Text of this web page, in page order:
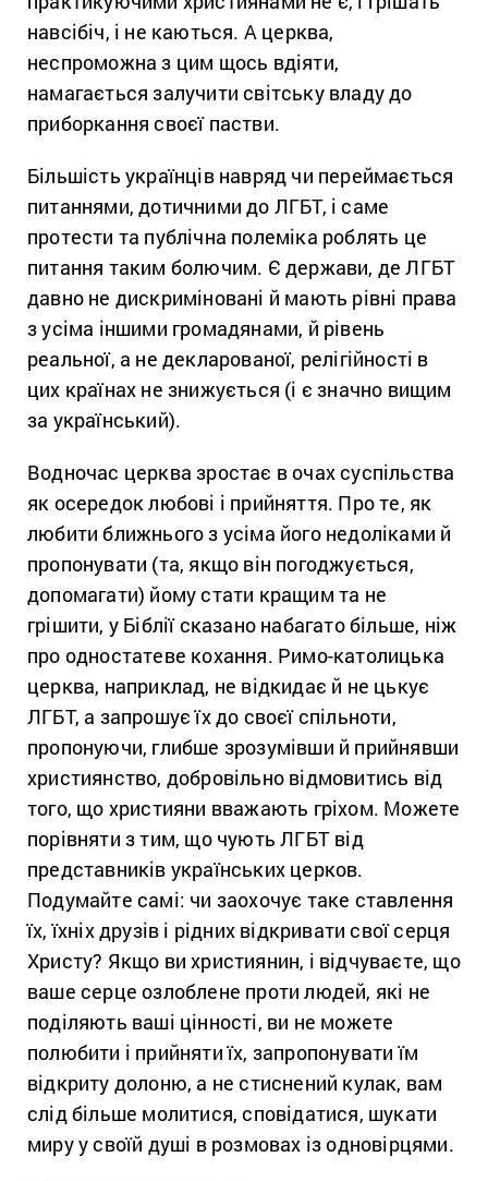
навсібіч, і не каються. А церква,
неспроможна з цим щось вдіяти,
намагається залучити світську владу до
приборкання своєї пастви.
Більшість українців навряд чи переймається
питаннями, дотичними до ЛГБТ, і саме
протести та публічна полеміка роблять це
питання таким болючим. Є держави, де ЛГБТ
давно не дискриміновані й мають рівні права
з усіма іншими громадянами, й рівень
реальної, а не декларованої, релігійності в
цих країнах не знижується (і є значно вищим
за український).
Водночас церква зростає в очах суспільства
як осередок любові і прийняття. Про те, як
любити ближнього з усіма його недоліками й
пропонувати (та, якщо він погоджується,
допомагати) йому стати кращим та не
грішити, у Біблії сказано набагато більше, ніж
про одностатеве кохання. Римо-католицька
церква, наприклад, не відкидає й не цькує
ЛГБТ, а запрошує їх до своєї спільноти,
пропонуючи, глибше зрозумівши й прийнявши
християнство, добровільно відмовитись від
того, що християни вважають гріхом. Можете
порівняти з тим, що чують ЛГБТ від
представників українських церков.
Подумайте самі: чи заохочує таке ставлення
їх, їхніх друзів і рідних відкривати свої серця
Христу? Якщо ви християнин, і відчуваєте, що
ваше серце озлоблене проти людей, які не
поділяють ваші цінності, ви не можете
полюбити і прийняти їх, запропонувати їм
відкриту долоню, а не стиснений кулак, вам
слід більше молитися, сповідатися, шукати
миру у своїй душі в розмовах із одновірцями.